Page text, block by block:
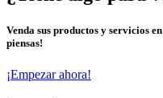
Venda sus productos y servicios
piensas!
¡Empezar ahora!